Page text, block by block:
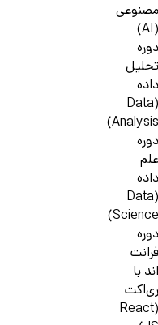
مصنوعی
(AI)
دوره
تحلیل
داده
(Data
Analysis)
دوره
علم
داده
(Data
Science)
دوره
فرانت
اند با
ری‌اکت
(React